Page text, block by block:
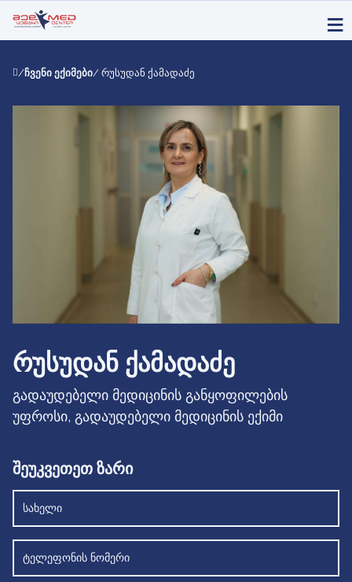
/ჩვენი ექიმები/ რუსუდან ქამადაძე
ᲠᲣᲡᲣᲓᲐᲜ ᲥᲐᲛᲐᲓᲐᲫᲔ
გადაუდებელი მედიცინის განყოფილების
უფროსი, გადაუდებელი მედიცინის ექიმი
შეუკვეთეთ ზარი